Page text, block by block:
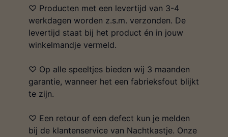
♡ Producten met een levertijd van 3-4
werkdagen worden z.s.m. verzonden. De
levertijd staat bij het product én in jouw
winkelmandje vermeld.
♡ Op alle speeltjes bieden wij 3 maanden
garantie, wanneer het een fabrieksfout blijkt
te zijn.
♡ Een retour of een defect kun je melden
bij de klantenservice van Nachtkastje. Onze